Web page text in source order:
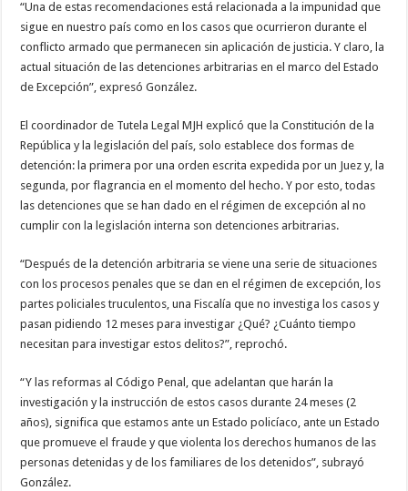
“Una de estas recomendaciones está relacionada a la impunidad que
sigue en nuestro país como en los casos que ocurrieron durante el
conflicto armado que permanecen sin aplicación de justicia. Y claro, la
actual situación de las detenciones arbitrarias en el marco del Estado
de Excepción”, expresó González.
El coordinador de Tutela Legal MJH explicó que la Constitución de la
República y la legislación del país, solo establece dos formas de
detención: la primera por una orden escrita expedida por un Juez y, la
segunda, por flagrancia en el momento del hecho. Y por esto, todas
las detenciones que se han dado en el régimen de excepción al no
cumplir con la legislación interna son detenciones arbitrarias.
“Después de la detención arbitraria se viene una serie de situaciones
con los procesos penales que se dan en el régimen de excepción, los
partes policiales truculentos, una Fiscalía que no investiga los casos y
pasan pidiendo 12 meses para investigar ¿Qué? ¿Cuánto tiempo
necesitan para investigar estos delitos?”, reprochó.
“Y las reformas al Código Penal, que adelantan que harán la
investigación y la instrucción de estos casos durante 24 meses (2
años), significa que estamos ante un Estado policíaco, ante un Estado
que promueve el fraude y que violenta los derechos humanos de las
personas detenidas y de los familiares de los detenidos”, subrayó
González.